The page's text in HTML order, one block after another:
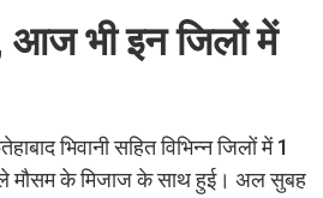
आज भी इन जिलों में
भिवानी सहित विभिन्न जिलों में 1
मौसम के मिजाज के साथ हुई। अल सुबह